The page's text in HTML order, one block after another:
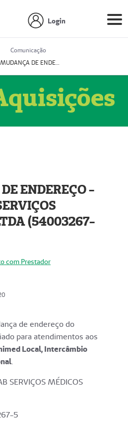
Login
Comunicação
MUDANÇA DE ENDEREÇO - DIAGITAB SERVIÇOS MÉDICOS LTDA (54003267-5)
ENDEREÇO -
(54003267-
com Prestador
de endereço do
para atendimentos aos
Local, Intercâmbio
.
SERVIÇOS MÉDICOS
5